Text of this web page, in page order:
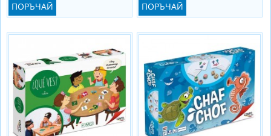
ПОРЪЧАЙ ПОРЪЧАЙ